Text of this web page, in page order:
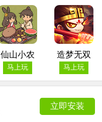
仙山小农
马上玩
造梦无双
马上玩
立即安装